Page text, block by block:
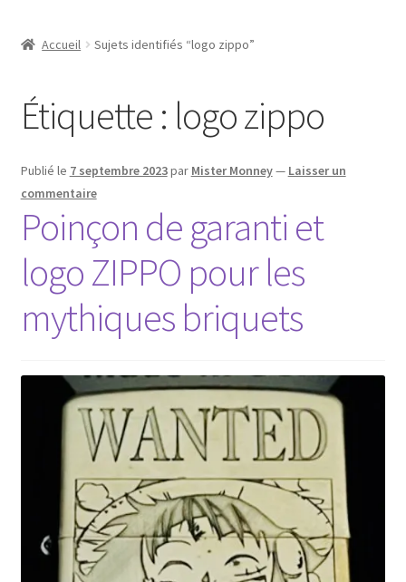
Accueil Sujets identifiés “logo zippo”
Étiquette : logo zippo
Publié le 7 septembre 2023par Mister Monney— Laisser un
commentaire
Poinçon de garanti et
logo ZIPPO pour les
mythiques briquets